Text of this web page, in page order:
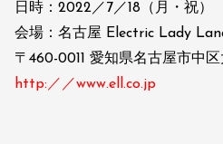
日時：2022／7／18（月・祝）
会場：名古屋 Electric Lady
〒460-0011 愛知県名古屋市中
http:／／www.ell.co.jp